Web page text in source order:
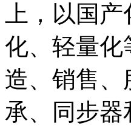
上，以国
化、轻量化
造、销售
承、同步